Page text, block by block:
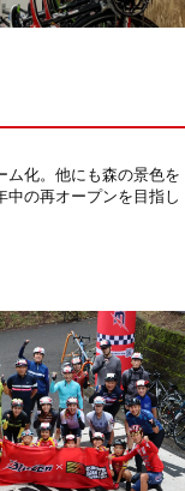
ム化。他にも森の景色を
の再オープンを目指し